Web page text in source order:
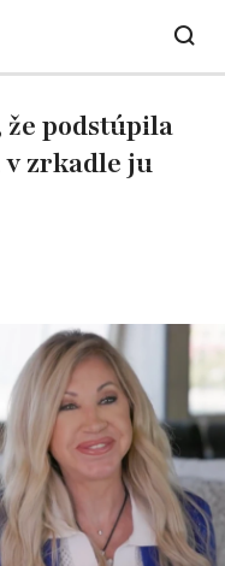
podstúpila
v zrkadle ju